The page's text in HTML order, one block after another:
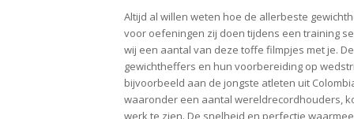
Altijd al willen weten hoe de allerbeste
voor oefeningen zij doen tijdens een training
wij een aantal van deze toffe filmpjes met je.
gewichtheffers en hun voorbereiding op
bijvoorbeeld aan de jongste atleten uit
waaronder een aantal wereldrecordhouders,
werk te zien. De snelheid en perfectie